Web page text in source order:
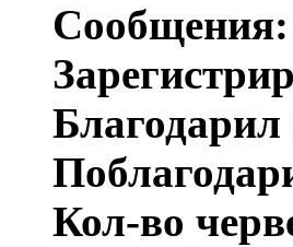
Сообщения:
Благодарил
Кол-во